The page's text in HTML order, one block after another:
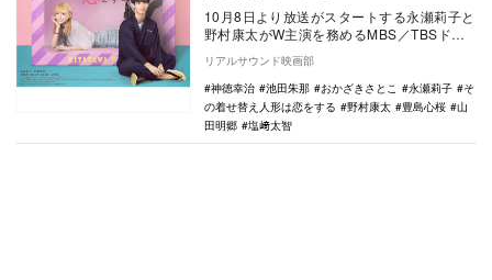
10月8日より放送がスタートする永瀬莉子と
野村康太がW主演を務めるMBS／TBSドラ
マイズム『その着せ替え人形（ビスク・ド
ール）…
リアルサウンド映画部
神徳幸治
池田朱那 おかざきさとこ 永瀬莉子
そ
の着せ替え人形は恋をする
野村康太 豊島心桜
山
田明郷
塩﨑太智